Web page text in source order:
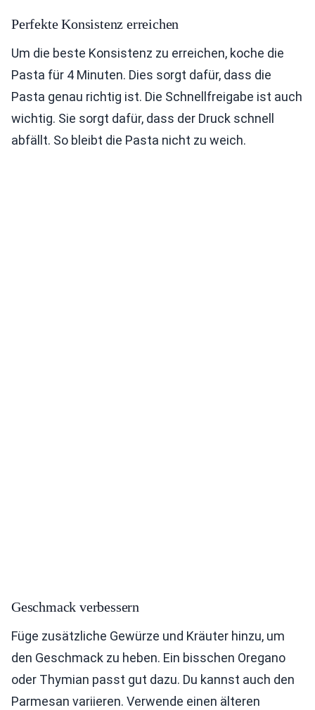
Perfekte Konsistenz erreichen
Um die beste Konsistenz zu erreichen, koche die
Pasta für 4 Minuten. Dies sorgt dafür, dass die
Pasta genau richtig ist. Die Schnellfreigabe ist auch
wichtig. Sie sorgt dafür, dass der Druck schnell
abfällt. So bleibt die Pasta nicht zu weich.
Geschmack verbessern
Füge zusätzliche Gewürze und Kräuter hinzu, um
den Geschmack zu heben. Ein bisschen Oregano
oder Thymian passt gut dazu. Du kannst auch den
Parmesan variieren. Verwende einen älteren